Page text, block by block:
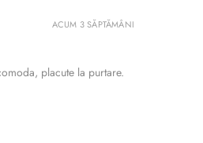
placute la purtare.
ACUM 3 SĂPTĂMÂNI